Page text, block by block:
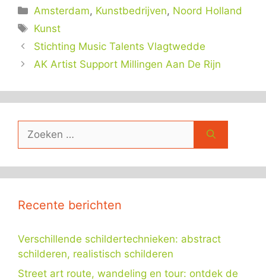
Categorieën
Amsterdam, Kunstbedrijven, Noord Holland
Tags
Kunst
Stichting Music Talents Vlagtwedde
AK Artist Support Millingen Aan De Rijn
naar:
Recente berichten
Verschillende schildertechnieken: abstract
schilderen, realistisch schilderen
Street art route, wandeling en tour: ontdek de